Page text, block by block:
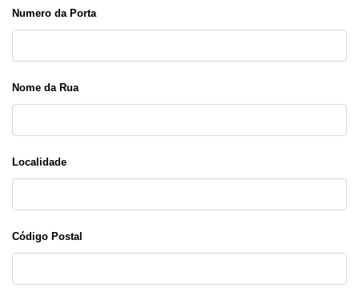
Numero da Porta
Nome da Rua
Localidade
Código Postal